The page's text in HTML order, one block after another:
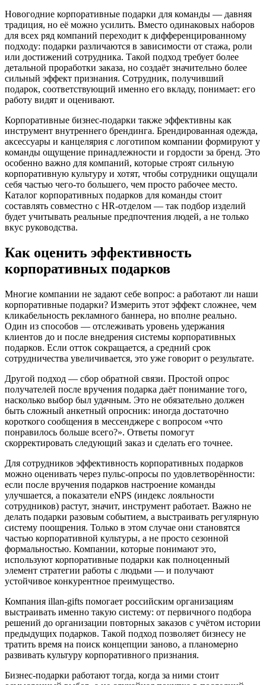
Новогодние корпоративные подарки для команды — давняя
традиция, но её можно усилить. Вместо одинаковых наборов
для всех ряд компаний переходит к дифференцированному
подходу: подарки различаются в зависимости от стажа, роли
или достижений сотрудника. Такой подход требует более
детальной проработки заказа, но создаёт значительно более
сильный эффект признания. Сотрудник, получивший
подарок, соответствующий именно его вкладу, понимает: его
работу видят и оценивают.
Корпоративные бизнес-подарки также эффективны как
инструмент внутреннего брендинга. Брендированная одежда,
аксессуары и канцелярия с логотипом компании формируют у
команды ощущение принадлежности и гордости за бренд. Это
особенно важно для компаний, которые строят сильную
корпоративную культуру и хотят, чтобы сотрудники ощущали
себя частью чего-то большего, чем просто рабочее место.
Каталог корпоративных подарков для команды стоит
составлять совместно с HR-отделом — так подбор изделий
будет учитывать реальные предпочтения людей, а не только
вкус руководства.
Как оценить эффективность
корпоративных подарков
Многие компании не задают себе вопрос: а работают ли наши
корпоративные подарки? Измерить этот эффект сложнее, чем
кликабельность рекламного баннера, но вполне реально.
Один из способов — отслеживать уровень удержания
клиентов до и после внедрения системы корпоративных
подарков. Если отток сокращается, а средний срок
сотрудничества увеличивается, это уже говорит о результате.
Другой подход — сбор обратной связи. Простой опрос
получателей после вручения подарка даёт понимание того,
насколько выбор был удачным. Это не обязательно должен
быть сложный анкетный опросник: иногда достаточно
короткого сообщения в мессенджере с вопросом «что
понравилось больше всего?». Ответы помогут
скорректировать следующий заказ и сделать его точнее.
Для сотрудников эффективность корпоративных подарков
можно оценивать через пульс-опросы по удовлетворённости:
если после вручения подарков настроение команды
улучшается, а показатели eNPS (индекс лояльности
сотрудников) растут, значит, инструмент работает. Важно не
делать подарки разовым событием, а выстраивать регулярную
систему поощрения. Только в этом случае они становятся
частью корпоративной культуры, а не просто сезонной
формальностью. Компании, которые понимают это,
используют корпоративные подарки как полноценный
элемент стратегии работы с людьми — и получают
устойчивое конкурентное преимущество.
Компания illan-gifts помогает российским организациям
выстраивать именно такую систему: от первичного подбора
решений до организации повторных заказов с учётом истории
предыдущих подарков. Такой подход позволяет бизнесу не
тратить время на поиск концепции заново, а планомерно
развивать культуру корпоративного признания.
Бизнес-подарки работают тогда, когда за ними стоит